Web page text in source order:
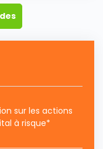
sur les actions
à risque*